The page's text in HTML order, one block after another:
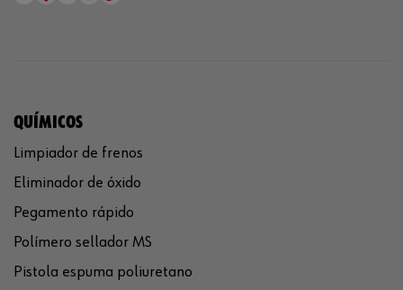
QUÍMICOS
Limpiador de frenos
Eliminador de óxido
Pegamento rápido
Polímero sellador MS
Pistola espuma poliuretano